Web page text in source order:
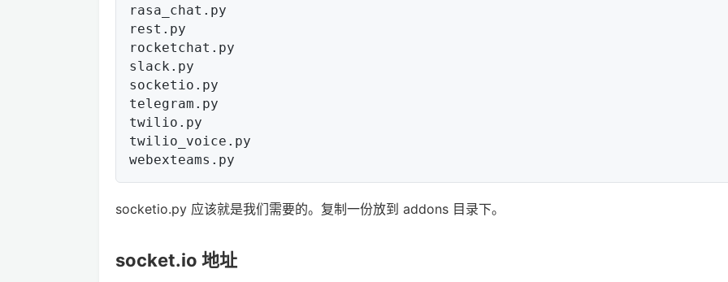
rasa_chat.py
rest.py
rocketchat.py
slack.py
socketio.py
telegram.py
twilio.py
twilio_voice.py
socketio.py 应该就是我们需要的。复制一份放到 addons 目录下。
socket.io 地址